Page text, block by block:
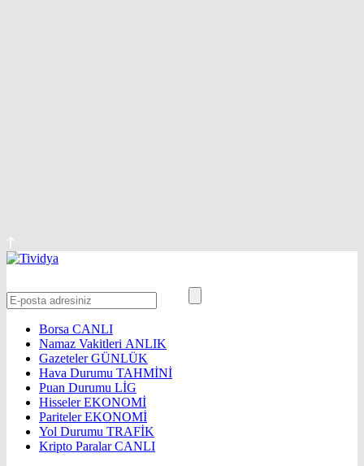
Borsa CANLI
Namaz Vakitleri ANLIK
GazetelerGÜNLÜK
Hava Durumu TAHMİNİ
Puan Durumu LİG
HisselerEKONOMİ
ParitelerEKONOMİ
Yol Durumu TRAFİK
Kripto ParalarCANLI